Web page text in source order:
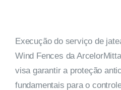
Execução do serviço de
Wind Fences da
visa garantir a proteção
fundamentais para o